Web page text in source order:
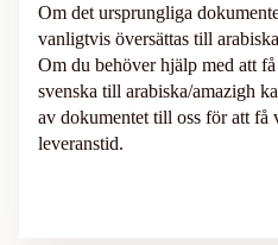
Om det ursprungliga
vanligtvis översättas till
Om du behöver hjälp med att
svenska till arabiska/amazigh
av dokumentet till oss för att få
leveranstid.